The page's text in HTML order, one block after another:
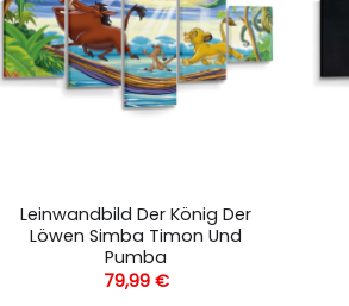
Leinwandbild Der König Der
Löwen Simba Timon Und
Pumba
79,99 €